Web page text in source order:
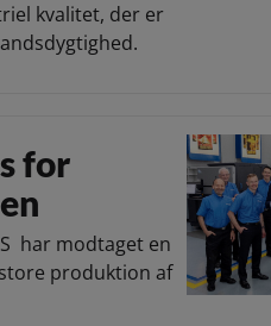
kvalitet, der er
for
har modtaget en
produktion af